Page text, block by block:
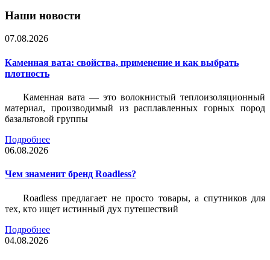
Наши новости
07.08.2026
Каменная вата: свойства, применение и как выбрать
плотность
Каменная вата — это волокнистый теплоизоляционный
материал, производимый из расплавленных горных пород
базальтовой группы
Подробнее
06.08.2026
Чем знаменит бренд Roadless?
Roadless предлагает не просто товары, а спутников для
тех, кто ищет истинный дух путешествий
Подробнее
04.08.2026